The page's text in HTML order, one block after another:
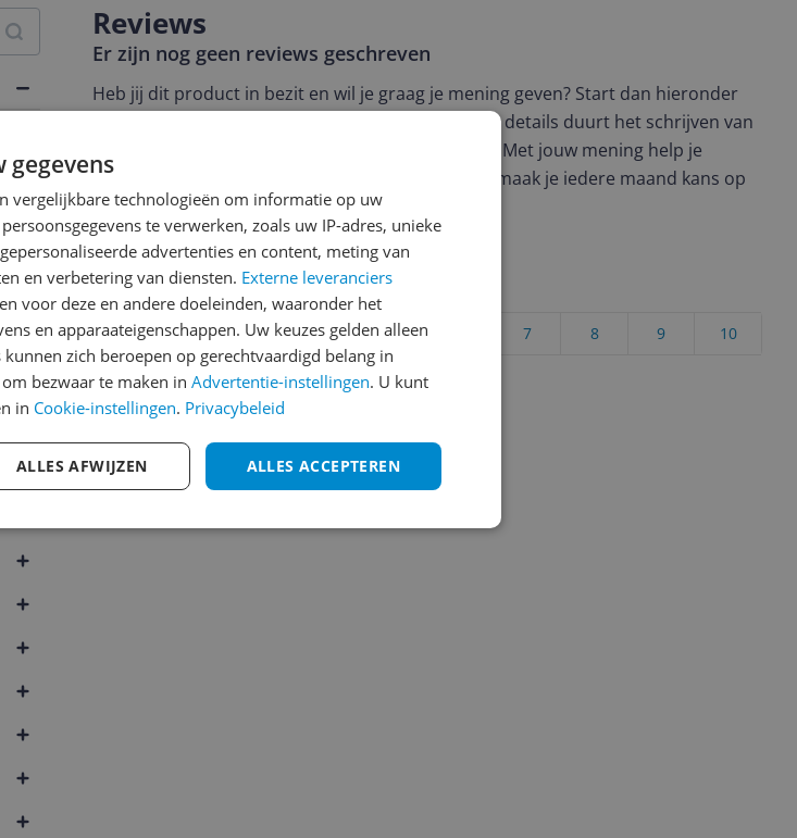
Reviews
Er zijn nog geen reviews geschreven
Heb jij dit product in bezit en wil je graag je mening geven? Start dan hieronder
met het schrijven van je review. Afhankelijk van de details duurt het schrijven van
een review gemiddeld tussen de 3 en 10 minuten. Met jouw mening help je
andere bezoekers een betere keuze te maken én maak je iedere maand kans op
€250,-! Klik hier voor de actievoorwaarden.
Cijfer
Welk cijfer geef jij dit product?
10
9
8
7
5
4
3
2
1
Vraag 1 van 4
gegevens
vergelijkbare technologieën om informatie op uw
te verwerken, zoals uw IP-adres, unieke
advertenties en content, meting van
en verbetering van diensten. Externe leveranciers
voor deze en andere doeleinden, waaronder het
en apparaateigenschappen. Uw keuzes gelden alleen
zich beroepen op gerechtvaardigd belang in
bezwaar te maken in Advertentie-instellingen. U kunt
in Cookie-instellingen. Privacybeleid
ALLES ACCEPTEREN
ALLES AFWIJZEN